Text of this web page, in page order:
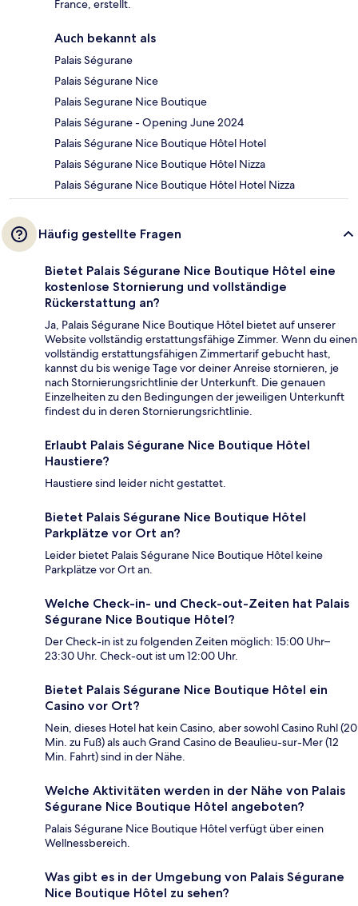
France, erstellt.
Auch bekannt als
Palais Ségurane
Palais Ségurane Nice
Palais Segurane Nice Boutique
Palais Ségurane - Opening June 2024
Palais Ségurane Nice Boutique Hôtel Hotel
Palais Ségurane Nice Boutique Hôtel Nizza
Palais Ségurane Nice Boutique Hôtel Hotel Nizza
Häufig gestellte Fragen
Bietet Palais Ségurane Nice Boutique Hôtel eine
kostenlose Stornierung und vollständige
Rückerstattung an?
Ja, Palais Ségurane Nice Boutique Hôtel bietet auf unserer
Website vollständig erstattungsfähige Zimmer. Wenn du einen
vollständig erstattungsfähigen Zimmertarif gebucht hast,
kannst du bis wenige Tage vor deiner Anreise stornieren, je
nach Stornierungsrichtlinie der Unterkunft. Die genauen
Einzelheiten zu den Bedingungen der jeweiligen Unterkunft
findest du in deren Stornierungsrichtlinie.
Erlaubt Palais Ségurane Nice Boutique Hôtel
Haustiere?
Haustiere sind leider nicht gestattet.
Bietet Palais Ségurane Nice Boutique Hôtel
Parkplätze vor Ort an?
Leider bietet Palais Ségurane Nice Boutique Hôtel keine
Parkplätze vor Ort an.
Welche Check-in- und Check-out-Zeiten hat Palais
Ségurane Nice Boutique Hôtel?
Der Check-in ist zu folgenden Zeiten möglich: 15:00 Uhr–
23:30 Uhr. Check-out ist um 12:00 Uhr.
Bietet Palais Ségurane Nice Boutique Hôtel ein
Casino vor Ort?
Nein, dieses Hotel hat kein Casino, aber sowohl Casino Ruhl (20
Min. zu Fuß) als auch Grand Casino de Beaulieu-sur-Mer (12
Min. Fahrt) sind in der Nähe.
Welche Aktivitäten werden in der Nähe von Palais
Ségurane Nice Boutique Hôtel angeboten?
Palais Ségurane Nice Boutique Hôtel verfügt über einen
Wellnessbereich.
Was gibt es in der Umgebung von Palais Ségurane
Nice Boutique Hôtel zu sehen?